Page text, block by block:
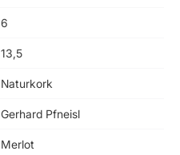
6
13,5
Naturkork
Gerhard Pfneisl
Merlot